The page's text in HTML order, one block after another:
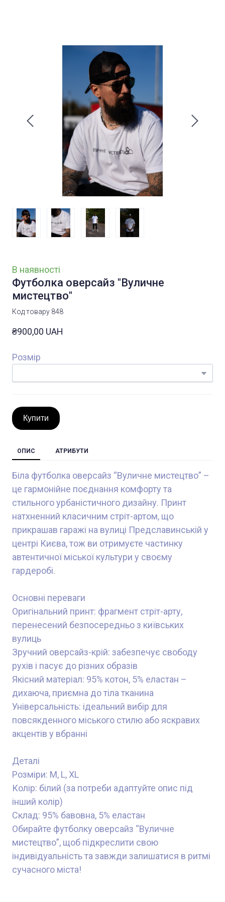
В наявності
Футболка оверсайз "Вуличне
мистецтво"
Код товару 848
₴900,00 UAH
Розмір
Купити
ОПИС АТРИБУТИ
Біла футболка оверсайз “Вуличне мистецтво” –
це гармонійне поєднання комфорту та
стильного урбаністичного дизайну. Принт
натхненний класичним стріт-артом, що
прикрашав гаражі на вулиці Предславинській у
центрі Києва, тож ви отримуєте частинку
автентичної міської культури у своєму
гардеробі.
Основні переваги
Оригінальний принт: фрагмент стріт-арту,
перенесений безпосередньо з київських
вулиць
Зручний оверсайз-крій: забезпечує свободу
рухів і пасує до різних образів
Якісний матеріал: 95% котон, 5% еластан –
дихаюча, приємна до тіла тканина
Універсальність: ідеальний вибір для
повсякденного міського стилю або яскравих
акцентів у вбранні
Деталі
Розміри: M, L, XL
Колір: білий (за потреби адаптуйте опис під
інший колір)
Склад: 95% бавовна, 5% еластан
Обирайте футболку оверсайз “Вуличне
мистецтво”, щоб підкреслити свою
індивідуальність та завжди залишатися в ритмі
сучасного міста!